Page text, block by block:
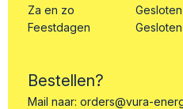
Za en zo
Gesloten
Feestdagen
Gesloten
Bestellen?
Mail naar: orders@vura-